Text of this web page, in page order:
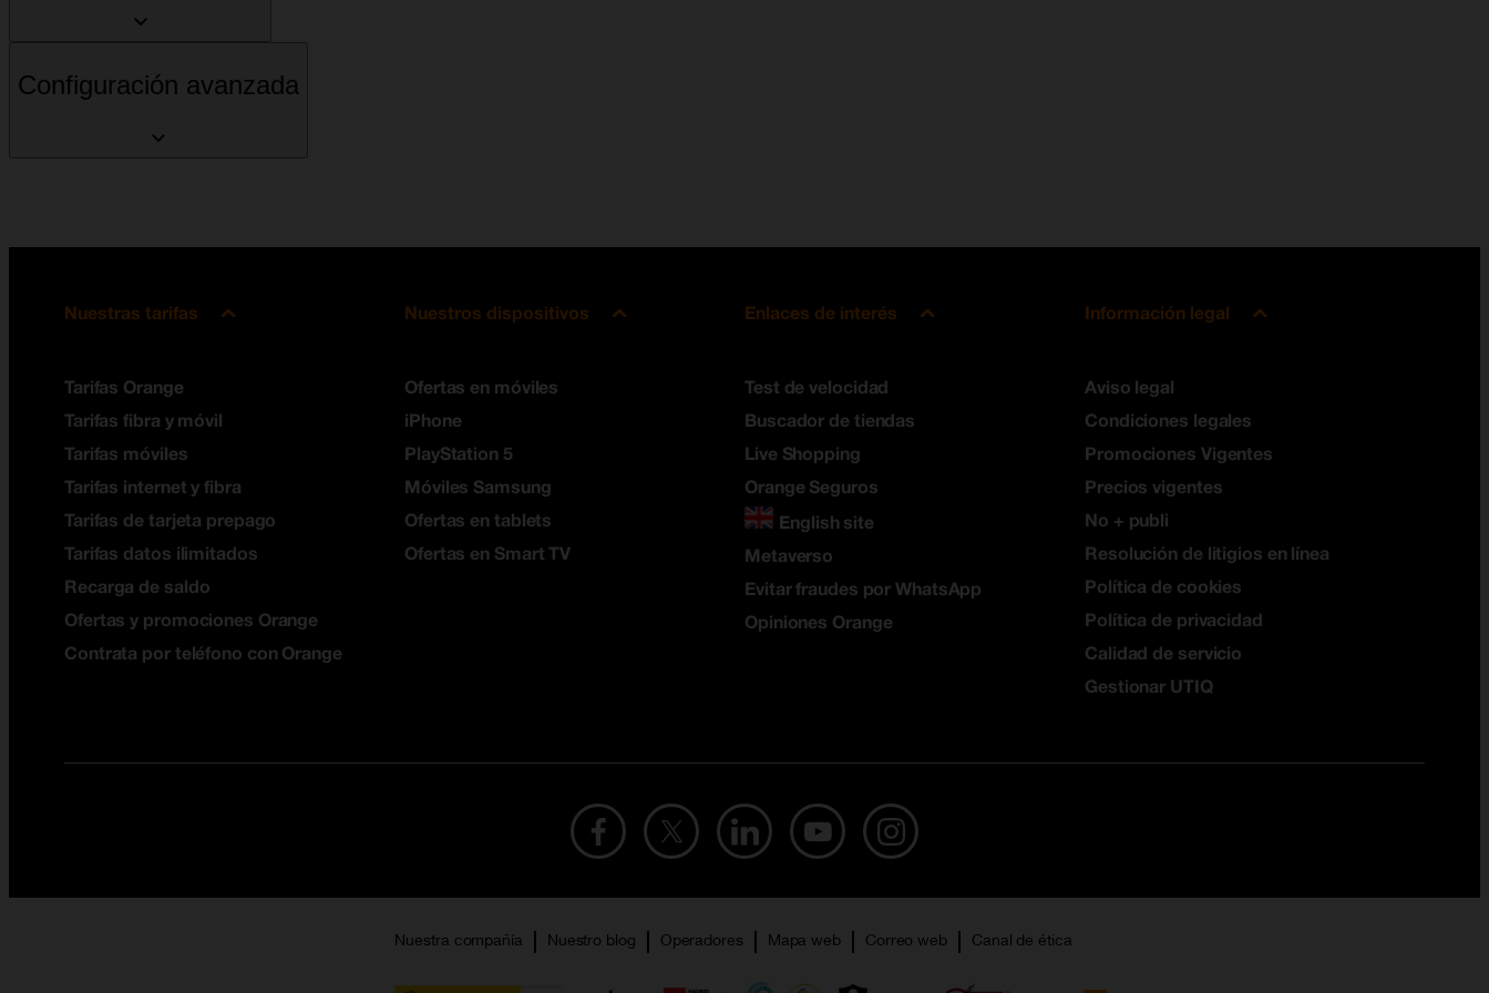
Configuración avanzada
Nuestras tarifas
Tarifas Orange
Tarifas fibra y móvil
Tarifas móviles
Tarifas internet y fibra
Tarifas de tarjeta prepago
Tarifas datos ilimitados
Recarga de saldo
Ofertas y promociones Orange
Contrata por teléfono con Orange
Nuestros dispositivos
Ofertas en móviles
iPhone
PlayStation 5
Móviles Samsung
Ofertas en tablets
Ofertas en Smart TV
Enlaces de interés
Test de velocidad
Buscador de tiendas
Live Shopping
Orange Seguros
English site
Metaverso
Evitar fraudes por WhatsApp
Opiniones Orange
Información legal
Aviso legal
Condiciones legales
Promociones Vigentes
Precios vigentes
No + publi
Resolución de litigios en línea
Política de cookies
Política de privacidad
Calidad de servicio
Gestionar UTIQ
Nuestra compañía Nuestro blog Operadores Mapa web Correo web Canal de ética